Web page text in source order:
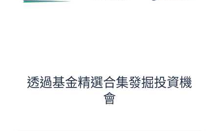
透過基金精選合集發掘投資機
會